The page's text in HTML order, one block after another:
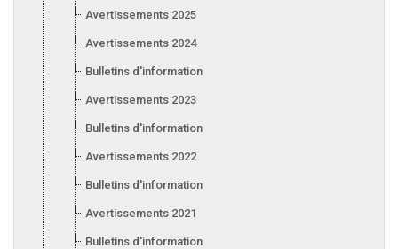
Avertissements 2025
Avertissements 2024
Bulletins d'information 2024
Avertissements 2023
Bulletins d'information 2023
Avertissements 2022
Bulletins d'information 2022
Avertissements 2021
Bulletins d'information 2021